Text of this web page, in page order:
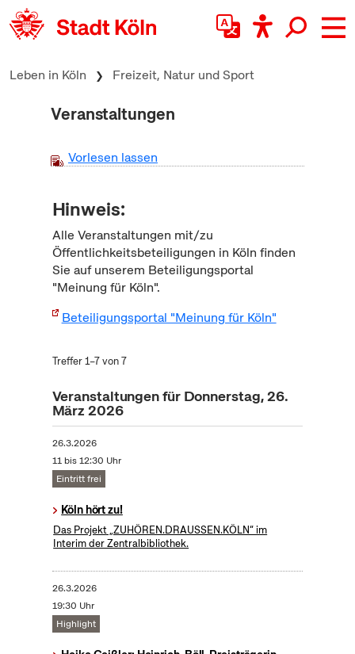
zum Inhalt springen
Leben in Köln Freizeit, Natur und Sport
Veranstaltungen
Vorlesen lassen
Hinweis:
Alle Veranstaltungen mit/zu
Öffentlichkeitsbeteiligungen in Köln finden
Sie auf unserem Beteiligungsportal
"Meinung für Köln".
Beteiligungsportal "Meinung für Köln"
Treffer 1–7 von 7
Veranstaltungen für Donnerstag, 26.
März 2026
26.3.2026
11 bis 12:30 Uhr
Eintritt frei
Köln hört zu!
Das Projekt „ZUHÖREN.DRAUSSEN.KÖLN“ im
Interim der Zentralbibliothek.
26.3.2026
19:30 Uhr
Highlight